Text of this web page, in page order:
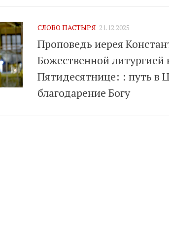
СЛОВО ПАСТЫРЯ 21.12.2025
Проповедь иерея
Божественной
Пятидесятнице: : путь в
благодарение Богу